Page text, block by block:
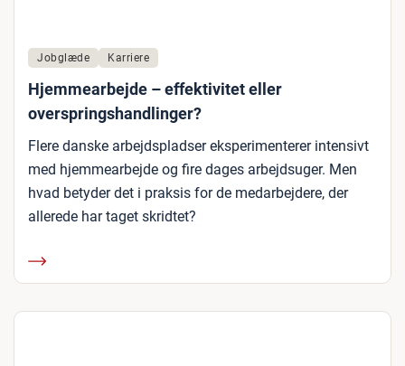
Jobglæde Karriere
Hjemmearbejde – effektivitet eller
overspringshandlinger?
Flere danske arbejdspladser eksperimenterer intensivt
med hjemmearbejde og fire dages arbejdsuger. Men
hvad betyder det i praksis for de medarbejdere, der
allerede har taget skridtet?